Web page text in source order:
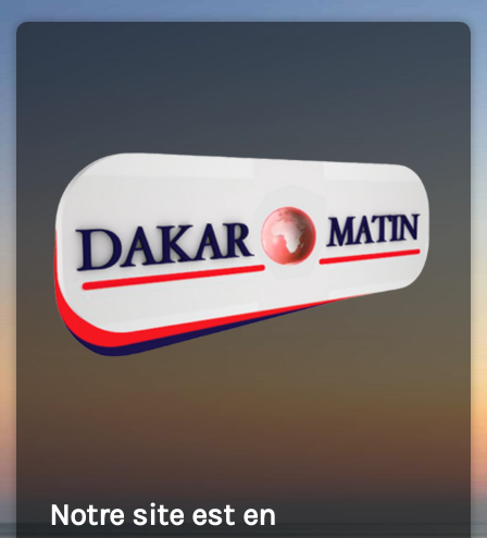
Notre site est en